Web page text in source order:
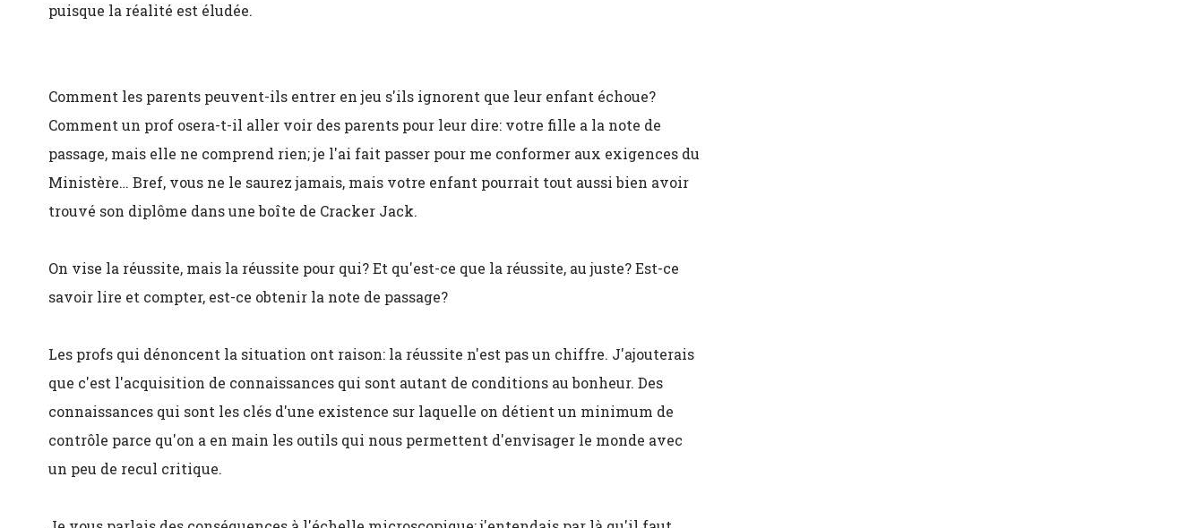
puisque la réalité est éludée.
Comment les parents peuvent-ils entrer en jeu s'ils ignorent que leur enfant échoue?
Comment un prof osera-t-il aller voir des parents pour leur dire: votre fille a la note de
passage, mais elle ne comprend rien; je l'ai fait passer pour me conformer aux exigences du
Ministère… Bref, vous ne le saurez jamais, mais votre enfant pourrait tout aussi bien avoir
trouvé son diplôme dans une boîte de Cracker Jack.
On vise la réussite, mais la réussite pour qui? Et qu'est-ce que la réussite, au juste? Est-ce
savoir lire et compter, est-ce obtenir la note de passage?
Les profs qui dénoncent la situation ont raison: la réussite n'est pas un chiffre. J'ajouterais
que c'est l'acquisition de connaissances qui sont autant de conditions au bonheur. Des
connaissances qui sont les clés d'une existence sur laquelle on détient un minimum de
contrôle parce qu'on a en main les outils qui nous permettent d'envisager le monde avec
un peu de recul critique.